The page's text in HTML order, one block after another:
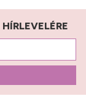
HÍRLEVELÉRE